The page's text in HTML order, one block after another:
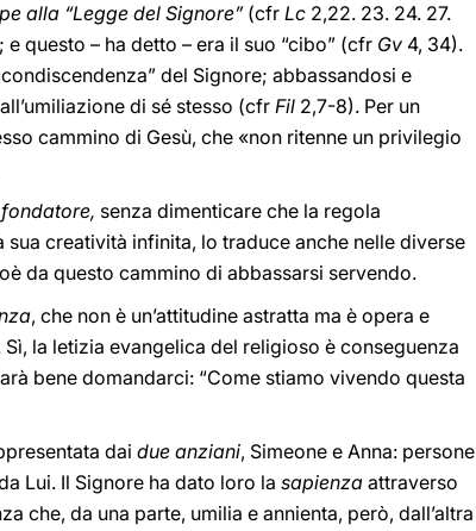
alla “Legge del Signore”(cfr Lc 2,22. 23. 24. 27.
questo – ha detto – era il suo “cibo” (cfr Gv 4, 34).
del Signore; abbassandosi e
di sé stesso (cfr Fil 2,7-8). Per un
cammino di Gesù, che «non ritenne un privilegio
senza dimenticare che la regola
creatività infinita, lo traduce anche nelle diverse
da questo cammino di abbassarsi servendo.
, che non è un’attitudine astratta ma è opera e
la letizia evangelica del religioso è conseguenza
bene domandarci: “Come stiamo vivendo questa
dai due anziani, Simeone e Anna: persone
Lui. Il Signore ha dato loro la sapienza attraverso
che, da una parte, umilia e annienta, però, dall’altra